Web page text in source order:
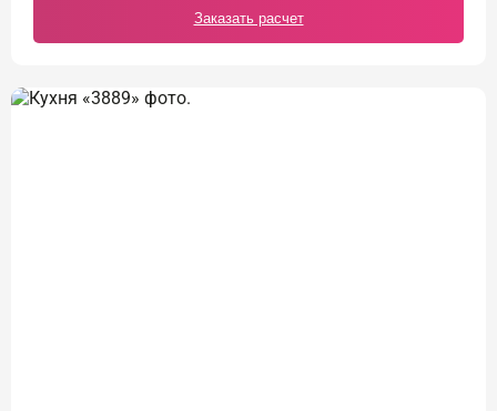
Заказать расчет